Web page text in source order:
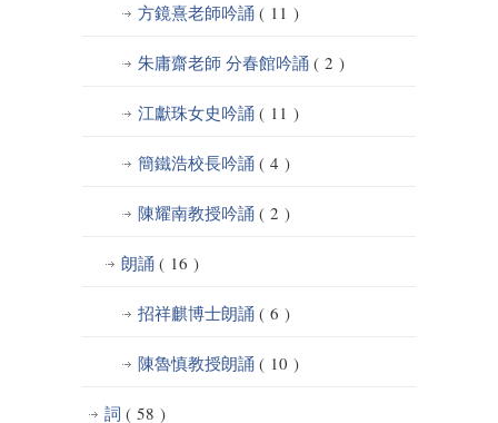
方鏡熹老師吟誦 ( 11 )
朱庸齋老師 分春館吟誦 ( 2 )
江獻珠女史吟誦 ( 11 )
簡鐵浩校長吟誦 ( 4 )
陳耀南教授吟誦 ( 2 )
朗誦 ( 16 )
招祥麒博士朗誦 ( 6 )
陳魯慎教授朗誦 ( 10 )
詞 ( 58 )